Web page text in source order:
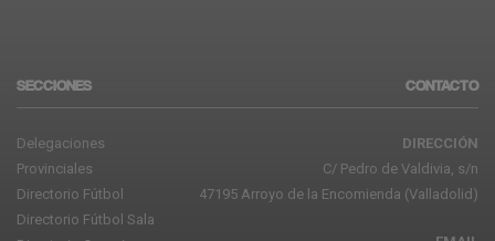
SECCIONES
Delegaciones
Provinciales
Directorio Fútbol
Directorio Fútbol Sala
CONTACTO
DIRECCIÓN
C/ Pedro de Valdivia, s/n
47195 Arroyo de la Encomienda (Valladolid)